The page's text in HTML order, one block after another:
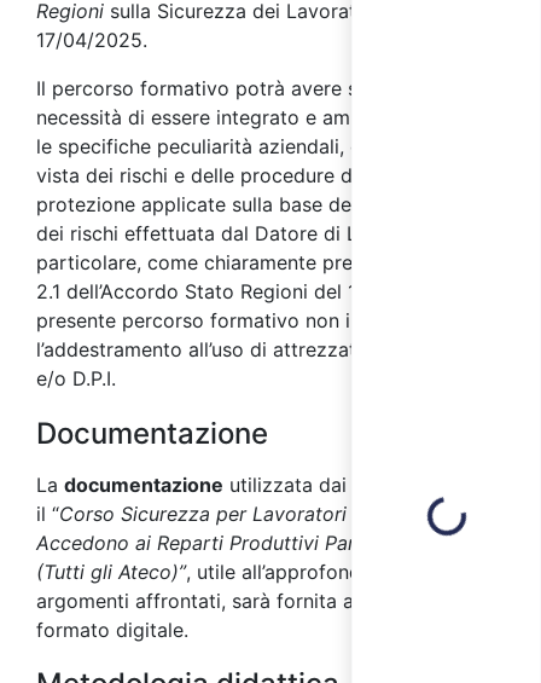
Regioni sulla Sicurezza dei Lavoratori sancito il
17/04/2025.
Il percorso formativo potrà avere successivamente
necessità di essere integrato e ampliato secondo
le specifiche peculiarità aziendali, dal punto di
vista dei rischi e delle procedure di prevenzione e
protezione applicate sulla base della valutazione
dei rischi effettuata dal Datore di Lavoro. In
particolare, come chiaramente precisato dal punto
2.1 dell’Accordo Stato Regioni del 17/04/2025, il
presente percorso formativo non include
l’addestramento all’uso di attrezzature di lavoro
e/o D.P.I.
Documentazione
La documentazione utilizzata dai docenti durante
il “Corso Sicurezza per Lavoratori che non
Accedono ai Reparti Produttivi Parte Specifica
(Tutti gli Ateco)”, utile all’approfondimento degli
argomenti affrontati, sarà fornita ai partecipanti in
formato digitale.
Loading...